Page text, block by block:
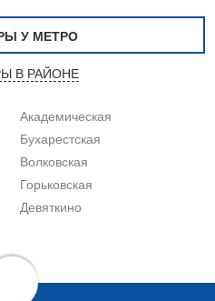
У МЕТРО
В РАЙОНЕ
Академическая
Бухарестская
Волковская
Горьковская
Девяткино